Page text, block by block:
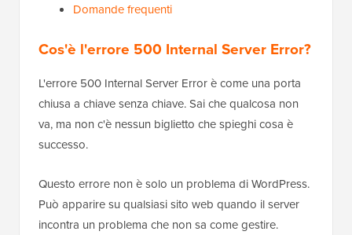
Domande frequenti
Cos'è l'errore 500 Internal Server Error?
L'errore 500 Internal Server Error è come una porta
chiusa a chiave senza chiave. Sai che qualcosa non
va, ma non c'è nessun biglietto che spieghi cosa è
successo.
Questo errore non è solo un problema di WordPress.
Può apparire su qualsiasi sito web quando il server
incontra un problema che non sa come gestire.